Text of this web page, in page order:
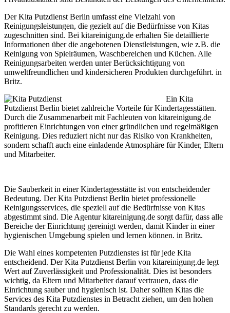
Der Kita Putzdienst Berlin umfasst eine Vielzahl von
Reinigungsleistungen, die gezielt auf die Bedürfnisse von Kitas
zugeschnitten sind. Bei kitareinigung.de erhalten Sie detaillierte
Informationen über die angebotenen Dienstleistungen, wie z.B. die
Reinigung von Spielräumen, Waschbereichen und Küchen. Alle
Reinigungsarbeiten werden unter Berücksichtigung von
umweltfreundlichen und kindersicheren Produkten durchgeführt. in
Britz.
Ein Kita
Putzdienst Berlin bietet zahlreiche Vorteile für Kindertagesstätten.
Durch die Zusammenarbeit mit Fachleuten von kitareinigung.de
profitieren Einrichtungen von einer gründlichen und regelmäßigen
Reinigung. Dies reduziert nicht nur das Risiko von Krankheiten,
sondern schafft auch eine einladende Atmosphäre für Kinder, Eltern
und Mitarbeiter.
Die Sauberkeit in einer Kindertagesstätte ist von entscheidender
Bedeutung. Der Kita Putzdienst Berlin bietet professionelle
Reinigungsservices, die speziell auf die Bedürfnisse von Kitas
abgestimmt sind. Die Agentur kitareinigung.de sorgt dafür, dass alle
Bereiche der Einrichtung gereinigt werden, damit Kinder in einer
hygienischen Umgebung spielen und lernen können. in Britz.
Die Wahl eines kompetenten Putzdienstes ist für jede Kita
entscheidend. Der Kita Putzdienst Berlin von kitareinigung.de legt
Wert auf Zuverlässigkeit und Professionalität. Dies ist besonders
wichtig, da Eltern und Mitarbeiter darauf vertrauen, dass die
Einrichtung sauber und hygienisch ist. Daher sollten Kitas die
Services des Kita Putzdienstes in Betracht ziehen, um den hohen
Standards gerecht zu werden.